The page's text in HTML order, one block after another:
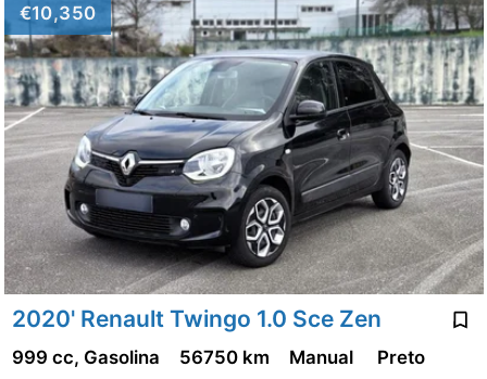
€10,350
2020' Renault Twingo 1.0 Sce Zen
999 cc, Gasolina 56750 km Manual Preto